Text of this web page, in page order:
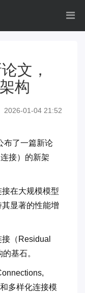
文，
构
2026-01-04 21:52
布了一篇新论
接）的新架
在大规模模型
显著的性能增
（Residual
基石。
多样化连接模